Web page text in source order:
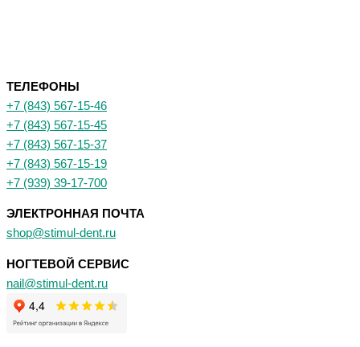
ТЕЛЕФОНЫ
+7 (843) 567-15-46
+7 (843) 567-15-45
+7 (843) 567-15-37
+7 (843) 567-15-19
+7 (939) 39-17-700
ЭЛЕКТРОННАЯ ПОЧТА
shop@stimul-dent.ru
НОГТЕВОЙ СЕРВИС
nail@stimul-dent.ru